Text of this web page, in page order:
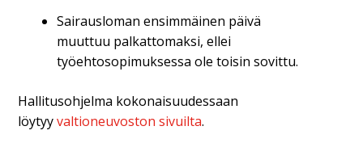
Sairausloman ensimmäinen päivä
muuttuu palkattomaksi, ellei
työehtosopimuksessa ole toisin sovittu.
Hallitusohjelma kokonaisuudessaan
löytyyvaltioneuvoston sivuilta.